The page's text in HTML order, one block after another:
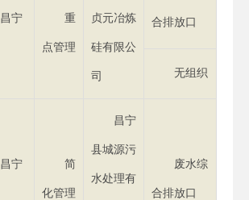
昌宁 重
点管理
贞元冶炼
硅有限公
司
合排放口
无组织
昌宁 简
化管理
昌宁
县城源污
水处理有
废水综
合排放口